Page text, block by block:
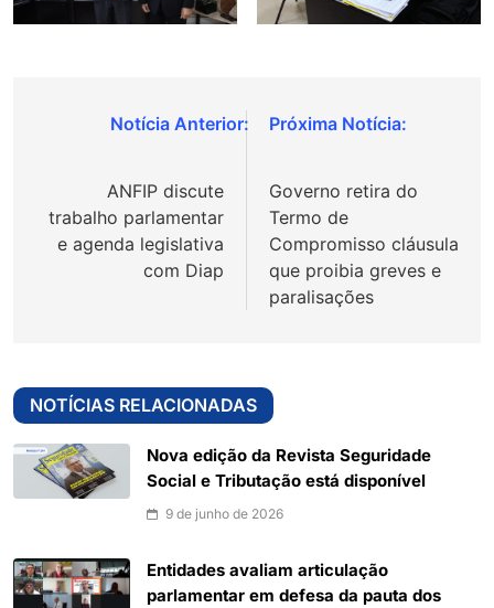
Navegação
Post
ANFIP discute
trabalho parlamentar
e agenda legislativa
com Diap
Governo retira do
Termo de
Compromisso cláusula
que proibia greves e
paralisações
NOTÍCIAS RELACIONADAS
Nova edição da Revista Seguridade
Social e Tributação está disponível
9 de junho de 2026
Entidades avaliam articulação
parlamentar em defesa da pauta dos